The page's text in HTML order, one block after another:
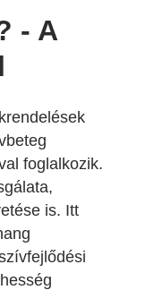
- A
foglalkozik.
is. Itt